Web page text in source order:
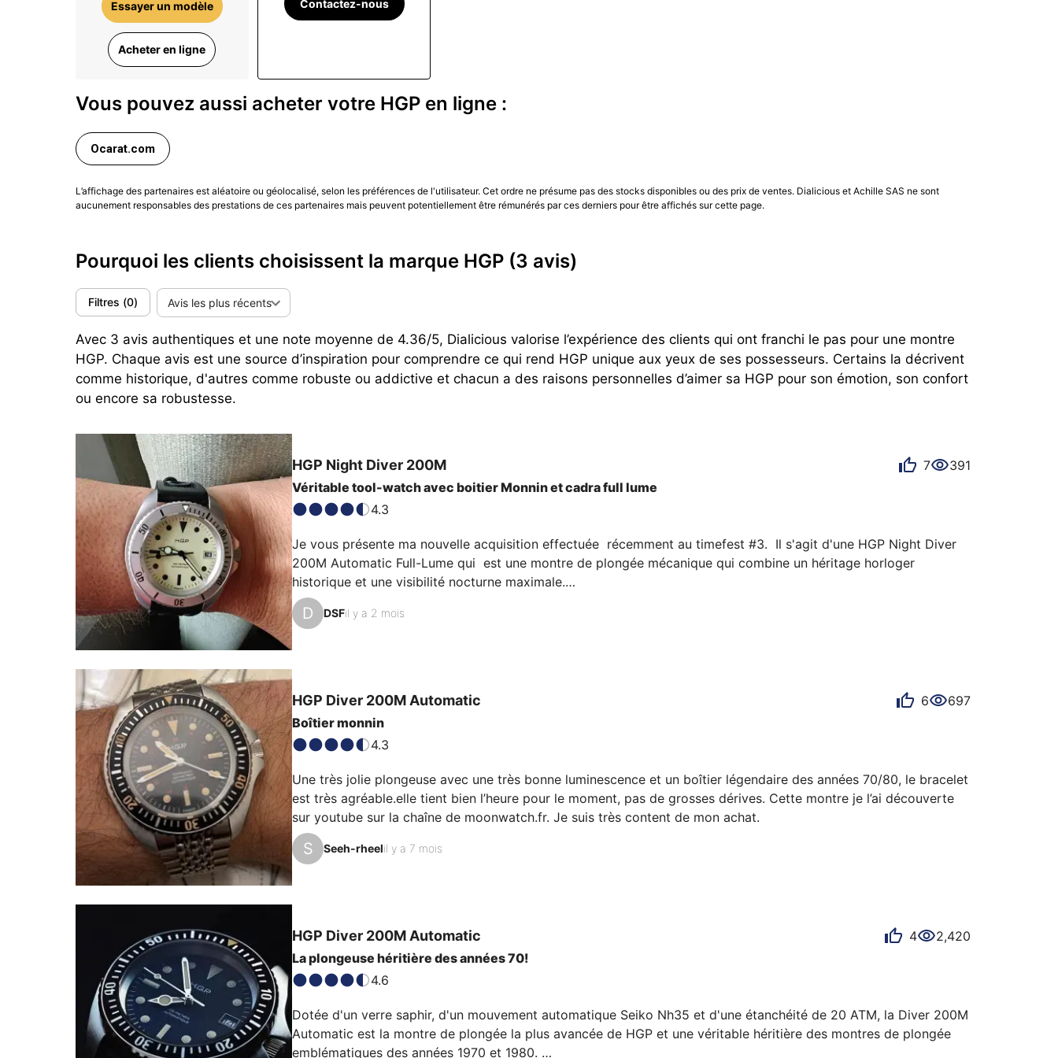
héritée des années 1970. La version automatique conviendra aux amateurs de mécanique, tandis que la version méca-quartz séduira les porteurs qui
privilégient la précision, la simplicité et le prix. Les déclinaisons Commando offrent le meilleur équilibre entre héritage, lisibilité et usage quotidien,
quand la Night Diver ajoute une dimension plus graphique.
(Mise à jour juin 2026)
Essayer un modèle
Acheter en ligne
Contactez-nous
Vous pouvez aussi acheter votre HGP en ligne :
Ocarat.com
L’affichage des partenaires est aléatoire ou géolocalisé, selon les préférences de l'utilisateur. Cet ordre ne présume pas des stocks disponibles ou des prix de ventes. Dialicious et Achille SAS ne sont
aucunement responsables des prestations de ces partenaires mais peuvent potentiellement être rémunérés par ces derniers pour être affichés sur cette page.
Pourquoi les clients choisissent la marque HGP (3 avis)
Filtres (0) Avis les plus récents
Avec 3 avis authentiques et une note moyenne de 4.36/5, Dialicious valorise l’expérience des clients qui ont franchi le pas pour une montre
HGP. Chaque avis est une source d’inspiration pour comprendre ce qui rend HGP unique aux yeux de ses possesseurs. Certains la décrivent
comme historique, d'autres comme robuste ou addictive et chacun a des raisons personnelles d’aimer sa HGP pour son émotion, son confort
ou encore sa robustesse.
HGP Night Diver 200M 7
391
Véritable tool-watch avec boitier Monnin et cadra full lume
4.3
Je vous présente ma nouvelle acquisition effectuée  récemment au timefest #3.  Il s'agit d'une HGP Night Diver
200M Automatic Full-Lume qui  est une montre de plongée mécanique qui combine un héritage horloger
historique et une visibilité nocturne maximale.
HGP (pour Hommes Grenouilles de Paris) est une marque initialement liée à une boutique de plongée parisienne
des années 1970 et relancée récemment par les mêmes propriétaires   que la marque Wolbrook connue pour
D DSFil y a 2 mois
HGP Diver 200M Automatic 6
697
Boîtier monnin
4.3
Une très jolie plongeuse avec une très bonne luminescence et un boîtier légendaire des années 70/80, le bracelet
est très agréable.elle tient bien l’heure pour le moment, pas de grosses dérives. Cette montre je l’ai découverte
sur youtube sur la chaîne de moonwatch.fr. Je suis très content de mon achat.
S Seeh-rheelil y a 7 mois
HGP Diver 200M Automatic 4
2,420
La plongeuse héritière des années 70!
4.6
Dotée d'un verre saphir, d'un mouvement automatique Seiko Nh35 et d'une étanchéité de 20 ATM, la Diver 200M
Automatic est la montre de plongée la plus avancée de HGP et une véritable héritière des montres de plongée
emblématiques des années 1970 et 1980.